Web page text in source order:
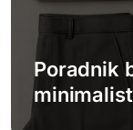
Poradnik